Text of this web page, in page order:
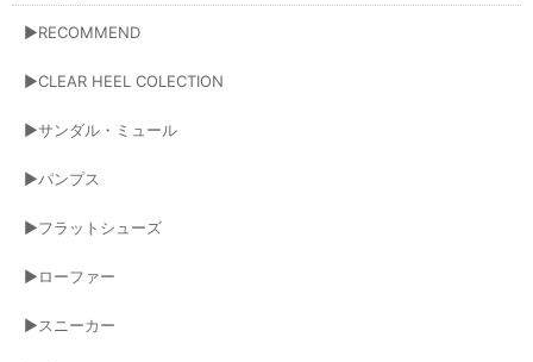
▶RECOMMEND
▶CLEAR HEEL COLECTION
▶サンダル・ミュール
▶パンプス
▶フラットシューズ
▶ローファー
▶スニーカー